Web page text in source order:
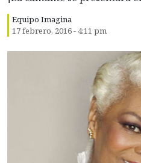
Equipo Imagina
17 febrero, 2016 - 4:11 pm